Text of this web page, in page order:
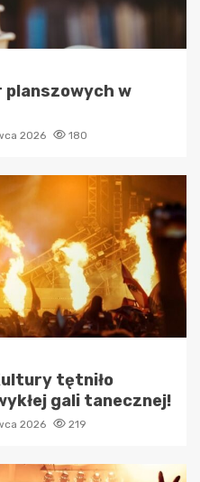
planszowych w
2026 180
tętniło
gali tanecznej!
2026 219